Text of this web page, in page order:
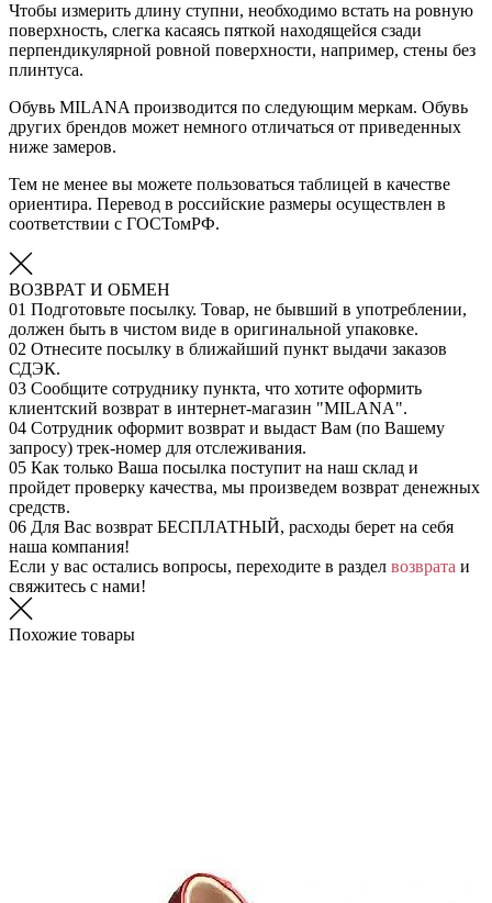
Чтобы измерить длину ступни, необходимо встать на ровную
поверхность, слегка касаясь пяткой находящейся сзади
перпендикулярной ровной поверхности, например, стены без
плинтуса.
Обувь MILANA производится по следующим меркам. Обувь
других брендов может немного отличаться от приведенных
ниже замеров.
Тем не менее вы можете пользоваться таблицей в качестве
ориентира. Перевод в российские размеры осуществлен в
соответствии с ГОСТомРФ.
ВОЗВРАТ И ОБМЕН
01 Подготовьте посылку. Товар, не бывший в употреблении,
должен быть в чистом виде в оригинальной упаковке.
02 Отнесите посылку в ближайший пункт выдачи заказов
СДЭК.
03 Сообщите сотруднику пункта, что хотите оформить
клиентский возврат в интернет-магазин "MILANA".
04 Сотрудник оформит возврат и выдаст Вам (по Вашему
запросу) трек-номер для отслеживания.
05 Как только Ваша посылка поступит на наш склад и
пройдет проверку качества, мы произведем возврат денежных
средств.
06 Для Вас возврат БЕСПЛАТНЫЙ, расходы берет на себя
наша компания!
Если у вас остались вопросы, переходите в раздел возврата и
свяжитесь с нами!
Похожие товары